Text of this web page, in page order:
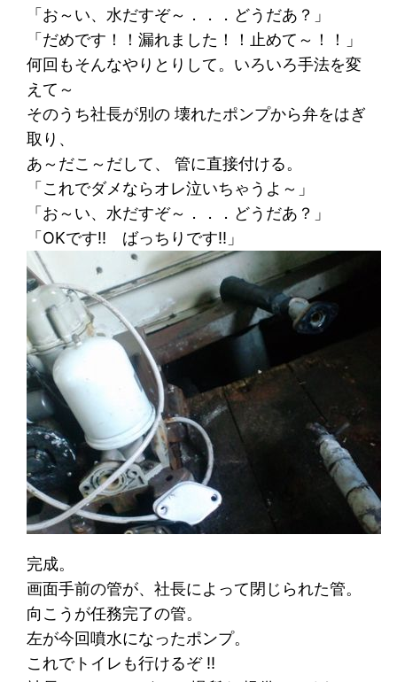
「お～い、水だすぞ～．．．どうだあ？」
「だめです！！漏れました！！止めて～！！」
何回もそんなやりとりして。いろいろ手法を変
えて～
そのうち社長が別の 壊れたポンプから弁をはぎ
取り、
あ～だこ～だして、 管に直接付ける。
「これでダメならオレ泣いちゃうよ～」
「お～い、水だすぞ～．．．どうだあ？」
「OKです!! ばっちりです!!」
完成。
画面手前の管が、社長によって閉じられた管。
向こうが任務完了の管。
左が今回噴水になったポンプ。
これでトイレも行けるぞ !!